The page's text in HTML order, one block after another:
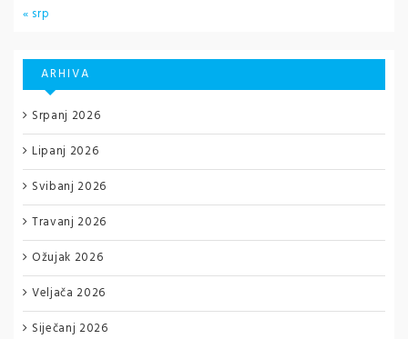
« srp
ARHIVA
Srpanj 2026
Lipanj 2026
Svibanj 2026
Travanj 2026
Ožujak 2026
Veljača 2026
Siječanj 2026